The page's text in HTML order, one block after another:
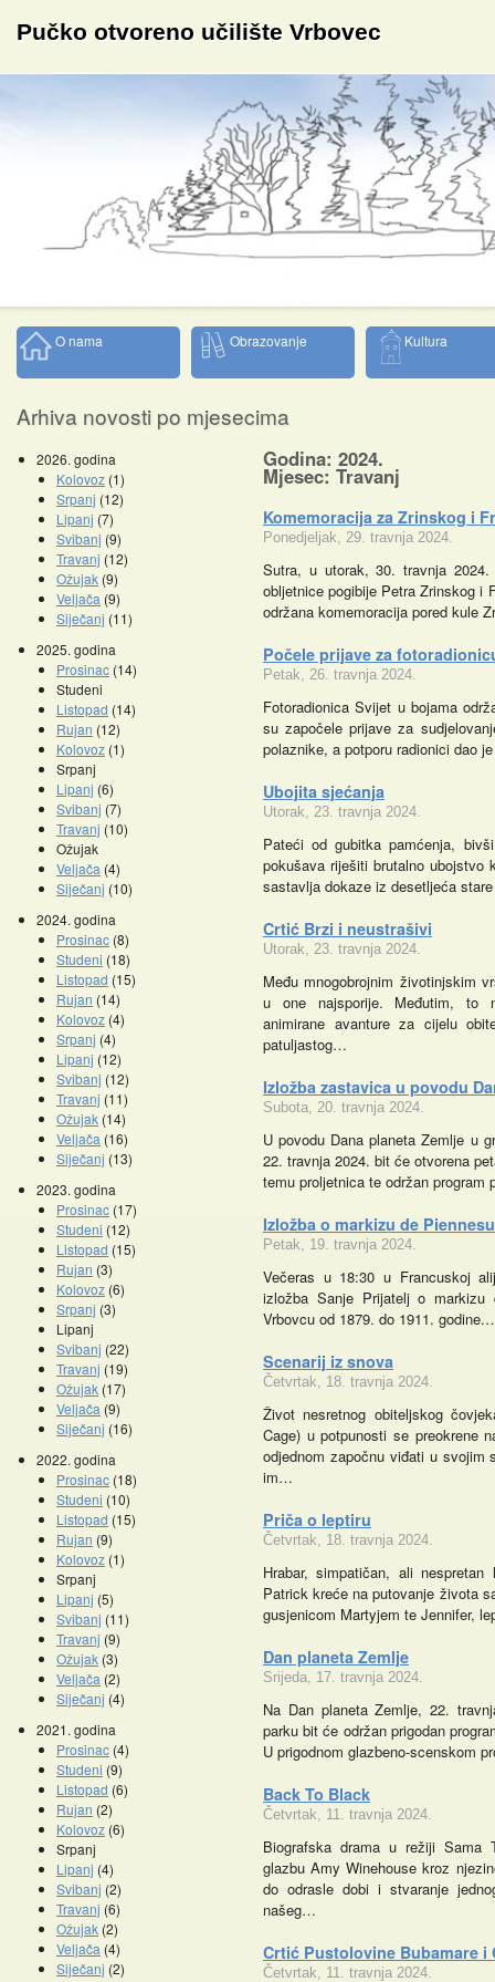
Pučko otvoreno učilište Vrbovec
O nama Obrazovanje Kultura
Arhiva novosti po mjesecima
2026. godina
Kolovoz (1)
Srpanj (12)
Lipanj (7)
Svibanj (9)
Travanj (12)
Ožujak (9)
Veljača (9)
Siječanj (11)
2025. godina
Prosinac (14)
Studeni
Listopad (14)
Rujan (12)
Kolovoz (1)
Srpanj
Lipanj (6)
Svibanj (7)
Travanj (10)
Ožujak
Veljača (4)
Siječanj (10)
2024. godina
Prosinac (8)
Studeni (18)
Listopad (15)
Rujan (14)
Kolovoz (4)
Srpanj (4)
Lipanj (12)
Svibanj (12)
Travanj (11)
Ožujak (14)
Veljača (16)
Siječanj (13)
2023. godina
Prosinac (17)
Studeni (12)
Listopad (15)
Rujan (3)
Kolovoz (6)
Srpanj (3)
Lipanj
Svibanj (22)
Travanj (19)
Ožujak (17)
Veljača (9)
Siječanj (16)
2022. godina
Prosinac (18)
Studeni (10)
Listopad (15)
Rujan (9)
Kolovoz (1)
Srpanj
Lipanj (5)
Svibanj (11)
Travanj (9)
Ožujak (3)
Veljača (2)
Siječanj (4)
2021. godina
Prosinac (4)
Studeni (9)
Listopad (6)
Rujan (2)
Kolovoz (6)
Srpanj
Lipanj (4)
Svibanj (2)
Travanj (6)
Ožujak (2)
Veljača (4)
Siječanj (2)
Godina: 2024.
Mjesec: Travanj
Komemoracija za Zrinskog i
Ponedjeljak, 29. travnja 2024.
Sutra, u utorak, 30. travnja
obljetnice pogibije Petra Zrinskog i
održana komemoracija pored kule
Počele prijave za
Petak, 26. travnja 2024.
Fotoradionica Svijet u bojama
su započele prijave za
polaznike, a potporu radionici dao
Ubojita sjećanja
Utorak, 23. travnja 2024.
Pateći od gubitka pamćenja,
pokušava riješiti brutalno
sastavlja dokaze iz desetljeća
Crtić Brzi i neustrašivi
Utorak, 23. travnja 2024.
Među mnogobrojnim životinjskim
u one najsporije. Međutim, to
animirane avanture za cijelu
patuljastog…
Izložba zastavica u povodu
Subota, 20. travnja 2024.
U povodu Dana planeta Zemlje u
22. travnja 2024. bit će otvorena
temu proljetnica te održan program
Izložba o markizu de
Petak, 19. travnja 2024.
Večeras u 18:30 u Francuskoj
izložba Sanje Prijatelj o
Vrbovcu od 1879. do 1911.
Scenarij iz snova
Četvrtak, 18. travnja 2024.
Život nesretnog obiteljskog
Cage) u potpunosti se preokrene
odjednom započnu viđati u svojim
im…
Priča o leptiru
Četvrtak, 18. travnja 2024.
Hrabar, simpatičan, ali
Patrick kreće na putovanje života
gusjenicom Martyjem te Jennifer,
Dan planeta Zemlje
Srijeda, 17. travnja 2024.
Na Dan planeta Zemlje, 22.
parku bit će održan prigodan
U prigodnom glazbeno-scenskom
Back To Black
Četvrtak, 11. travnja 2024.
Biografska drama u režiji Sama
glazbu Amy Winehouse kroz
do odrasle dobi i stvaranje
našeg…
Crtić Pustolovine Bubamare i
Četvrtak, 11. travnja 2024.
Promocije knjiga